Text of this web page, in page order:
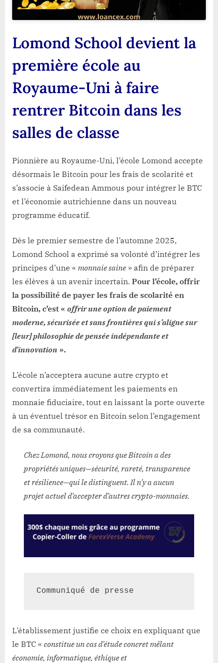
Lomond School devient la
première école au
Royaume-Uni à faire
rentrer Bitcoin dans les
salles de classe
Pionnière au Royaume-Uni, l’école Lomond accepte
désormais le Bitcoin pour les frais de scolarité et
s’associe à Saifedean Ammous pour intégrer le BTC
et l’économie autrichienne dans un nouveau
programme éducatif.
Dès le premier semestre de l’automne 2025,
Lomond School a exprimé sa volonté d’intégrer les
principes d’une « monnaie saine » afin de préparer
les élèves à un avenir incertain. Pour l’école, offrir
la possibilité de payer les frais de scolarité en
Bitcoin, c’est « offrir une option de paiement
moderne, sécurisée et sans frontières qui s’aligne sur
[leur] philosophie de pensée indépendante et
d’innovation ».
L’école n’acceptera aucune autre crypto et
convertira immédiatement les paiements en
monnaie fiduciaire, tout en laissant la porte ouverte
à un éventuel trésor en Bitcoin selon l’engagement
de sa communauté.
Chez Lomond, nous croyons que Bitcoin a des
propriétés uniques—sécurité, rareté, transparence
et résilience—qui le distinguent. Il n’y a aucun
projet actuel d’accepter d’autres crypto-monnaies.
Communiqué de presse
L’établissement justifie ce choix en expliquant que
le BTC « constitue un cas d’étude concret mêlant
économie, informatique, éthique et